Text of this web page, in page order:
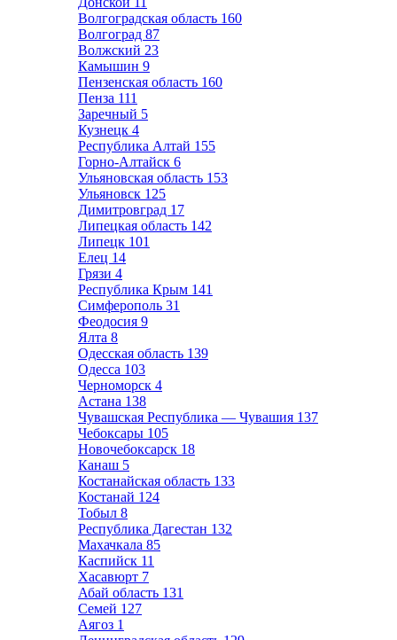
Волгоградская область 160
Волгоград 87
Волжский 23
Камышин 9
Пензенская область 160
Пенза 111
Заречный 5
Кузнецк 4
Республика Алтай 155
Горно-Алтайск 6
Ульяновская область 153
Ульяновск 125
Димитровград 17
Липецкая область 142
Липецк 101
Елец 14
Грязи 4
Республика Крым 141
Симферополь 31
Феодосия 9
Ялта 8
Одесская область 139
Одесса 103
Черноморск 4
Астана 138
Чувашская Республика — Чувашия 137
Чебоксары 105
Новочебоксарск 18
Канаш 5
Костанайская область 133
Костанай 124
Тобыл 8
Республика Дагестан 132
Махачкала 85
Каспийск 11
Хасавюрт 7
Абай область 131
Семей 127
Аягоз 1